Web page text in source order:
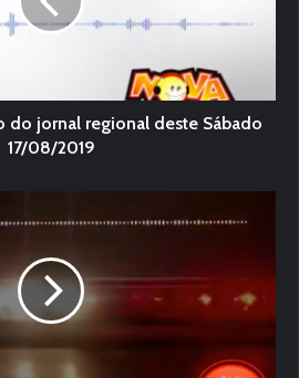
do jornal regional deste Sábado
17/08/2019